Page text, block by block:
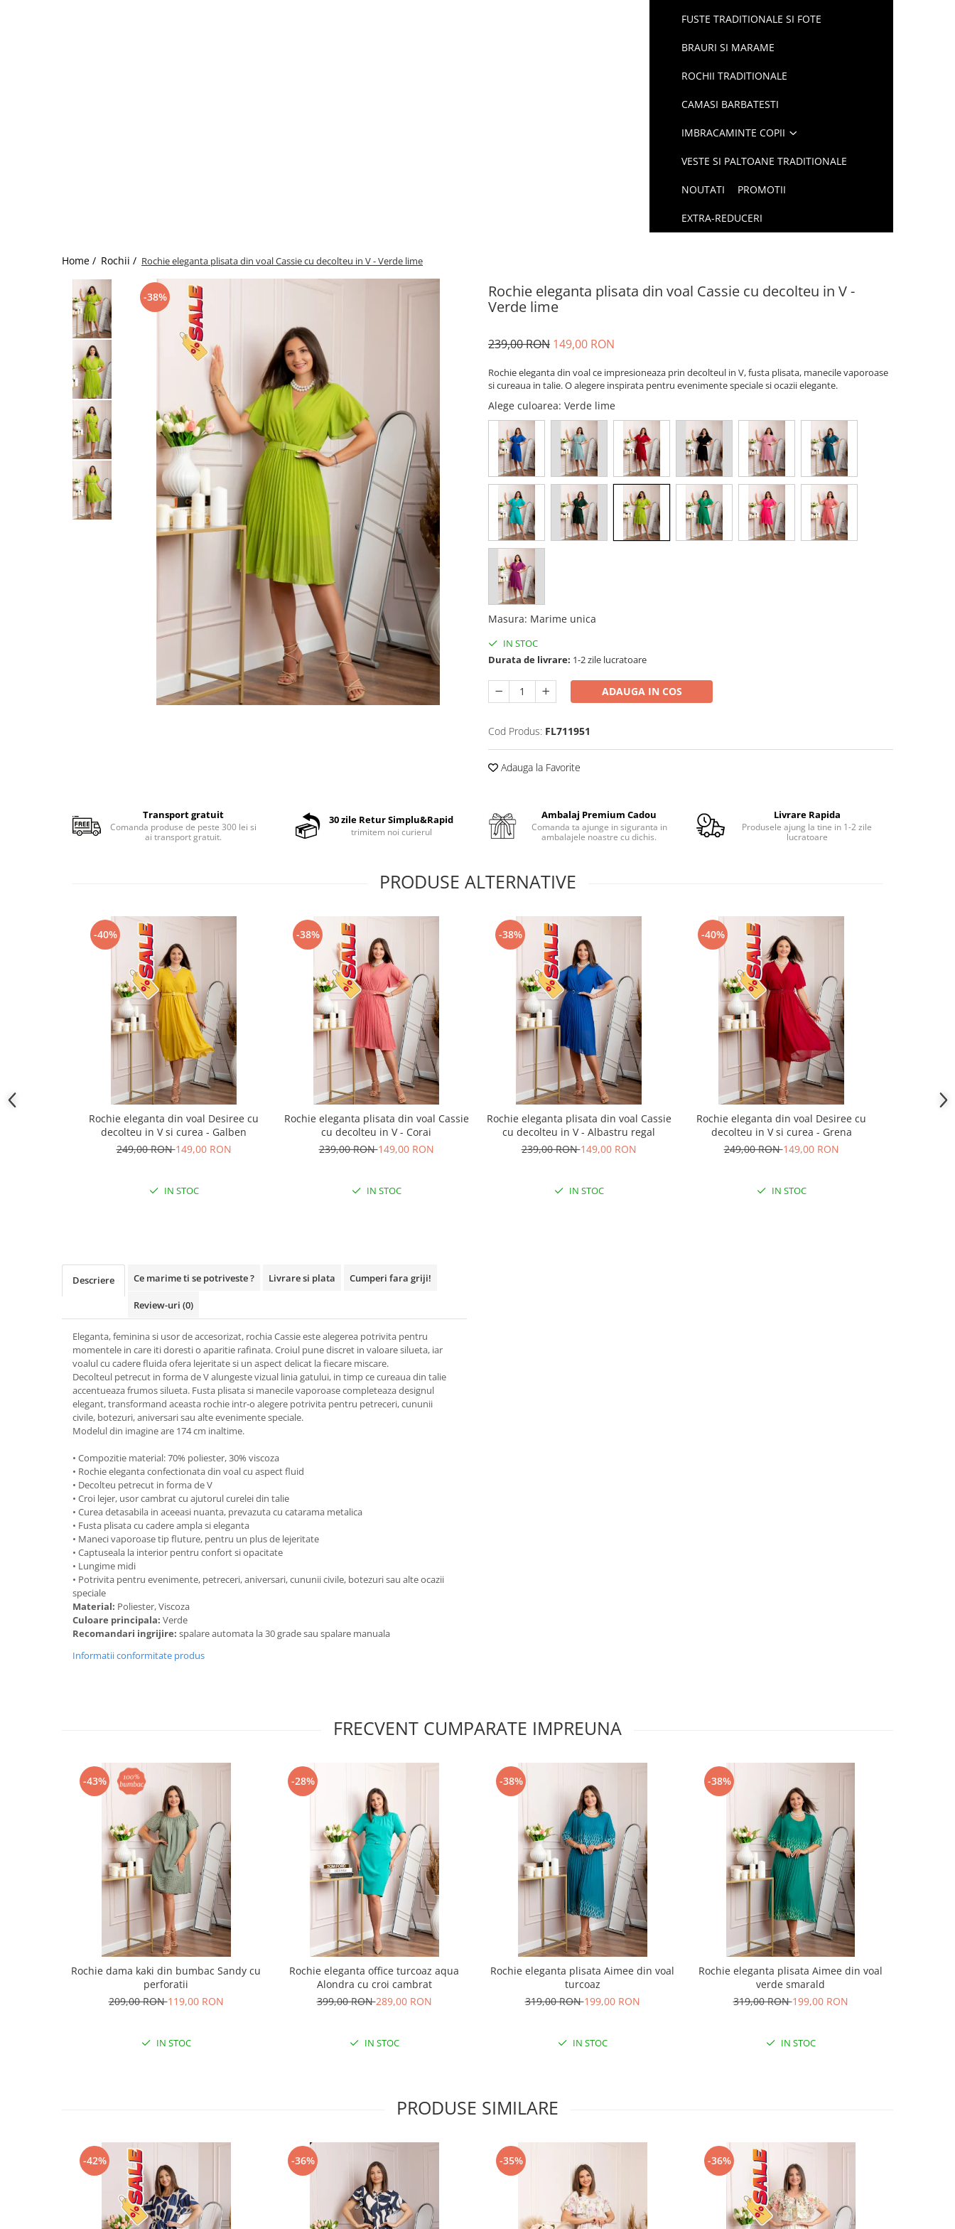
FUSTE TRADITIONALE SI FOTE
BRAURI SI MARAME
ROCHII TRADITIONALE
CAMASI BARBATESTI
IMBRACAMINTE COPII
VESTE SI PALTOANE TRADITIONALE
NOUTATI PROMOTII
EXTRA-REDUCERI
Home / Rochii / Rochie eleganta plisata din voal Cassie cu decolteu in V - Verde lime
Rochie eleganta plisata din voal Cassie cu decolteu in V -
Verde lime
-38%
239,00 RON 149,00 RON
Rochie eleganta din voal ce impresioneaza prin decolteul in V, fusta plisata, manecile vaporoase
si cureaua in talie. O alegere inspirata pentru evenimente speciale si ocazii elegante.
Alege culoarea: Verde lime
Masura: Marime unica
IN STOC
Durata de livrare: 1-2 zile lucratoare
ADAUGA IN COS
Cod Produs: FL711951
Adauga la Favorite
Transport gratuit
Comanda produse de peste 300 lei si
ai transport gratuit.
30 zile Retur Simplu&Rapid
trimitem noi curierul
Ambalaj Premium Cadou
Comanda ta ajunge in siguranta in
ambalajele noastre cu dichis.
Livrare Rapida
Produsele ajung la tine in 1-2 zile
lucratoare
PRODUSE ALTERNATIVE
-40%
Rochie eleganta din voal Desiree cu
decolteu in V si curea - Galben
249,00 RON149,00 RON
IN STOC
-38%
Rochie eleganta plisata din voal Cassie
cu decolteu in V - Corai
239,00 RON149,00 RON
IN STOC
-38%
Rochie eleganta plisata din voal Cassie
cu decolteu in V - Albastru regal
239,00 RON149,00 RON
IN STOC
-40%
Rochie eleganta din voal Desiree cu
decolteu in V si curea - Grena
249,00 RON149,00 RON
IN STOC
Descriere Ce marime ti se potriveste ? Livrare si plata Cumperi fara griji!
Review-uri (0)
Eleganta, feminina si usor de accesorizat, rochia Cassie este alegerea potrivita pentru
momentele in care iti doresti o aparitie rafinata. Croiul pune discret in valoare silueta, iar
voalul cu cadere fluida ofera lejeritate si un aspect delicat la fiecare miscare.
Decolteul petrecut in forma de V alungeste vizual linia gatului, in timp ce cureaua din talie
accentueaza frumos silueta. Fusta plisata si manecile vaporoase completeaza designul
elegant, transformand aceasta rochie intr-o alegere potrivita pentru petreceri, cununii
civile, botezuri, aniversari sau alte evenimente speciale.
Modelul din imagine are 174 cm inaltime.
• Compozitie material: 70% poliester, 30% viscoza
• Rochie eleganta confectionata din voal cu aspect fluid
• Decolteu petrecut in forma de V
• Croi lejer, usor cambrat cu ajutorul curelei din talie
• Curea detasabila in aceeasi nuanta, prevazuta cu catarama metalica
• Fusta plisata cu cadere ampla si eleganta
• Maneci vaporoase tip fluture, pentru un plus de lejeritate
• Captuseala la interior pentru confort si opacitate
• Lungime midi
• Potrivita pentru evenimente, petreceri, aniversari, cununii civile, botezuri sau alte ocazii
speciale
Material: Poliester, Viscoza
Culoare principala: Verde
Recomandari ingrijire: spalare automata la 30 grade sau spalare manuala
Informatii conformitate produs
FRECVENT CUMPARATE IMPREUNA
-43%
Rochie dama kaki din bumbac Sandy cu
perforatii
209,00 RON119,00 RON
IN STOC
-28%
Rochie eleganta office turcoaz aqua
Alondra cu croi cambrat
399,00 RON289,00 RON
IN STOC
-38%
Rochie eleganta plisata Aimee din voal
turcoaz
319,00 RON199,00 RON
IN STOC
-38%
Rochie eleganta plisata Aimee din voal
verde smarald
319,00 RON199,00 RON
IN STOC
PRODUSE SIMILARE
-42% -36% -35% -36%